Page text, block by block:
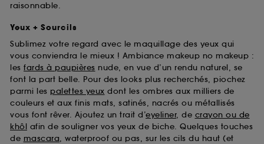
raisonnable.
Yeux + Sourcils
Sublimez votre regard avec le maquillage des yeux qui
vous conviendra le mieux ! Ambiance makeup no makeup :
les fards à paupières nude, en vue d’un rendu naturel, se
font la part belle. Pour des looks plus recherchés, piochez
parmi les palettes yeux dont les ombres aux milliers de
couleurs et aux finis mats, satinés, nacrés ou métallisés
vous font rêver. Ajoutez un trait d’eyeliner, de crayon ou de
khôl afin de souligner vos yeux de biche. Quelques touches
de mascara, waterproof ou pas, sur les cils du haut (et